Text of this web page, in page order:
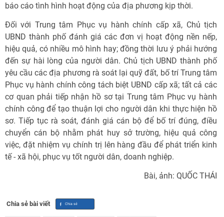
báo cáo tình hình hoạt động của địa phương kịp thời.
Đối với Trung tâm Phục vụ hành chính cấp xã, Chủ tịch
UBND thành phố đánh giá các đơn vị hoạt động nền nếp,
hiệu quả, có nhiều mô hình hay; đồng thời lưu ý phải hướng
đến sự hài lòng của người dân. Chủ tịch UBND thành phố
yêu cầu các địa phương rà soát lại quỹ đất, bố trí Trung tâm
Phục vụ hành chính công tách biệt UBND cấp xã; tất cả các
cơ quan phải tiếp nhận hồ sơ tại Trung tâm Phục vụ hành
chính công để tạo thuận lợi cho người dân khi thực hiện hồ
sơ. Tiếp tục rà soát, đánh giá cán bộ để bố trí đúng, điều
chuyển cán bộ nhằm phát huy sở trường, hiệu quả công
việc, đặt nhiệm vụ chính trị lên hàng đầu để phát triển kinh
tế - xã hội, phục vụ tốt người dân, doanh nghiệp.
Bài, ảnh: QUỐC THÁI
Chia sẻ bài viết